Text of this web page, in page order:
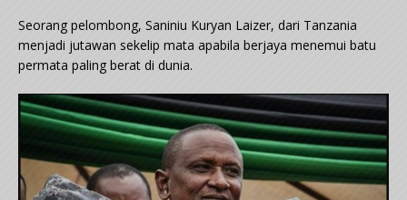
Seorang pelombong, Saniniu Kuryan Laizer, dari Tanzania
menjadi jutawan sekelip mata apabila berjaya menemui batu
permata paling berat di dunia.